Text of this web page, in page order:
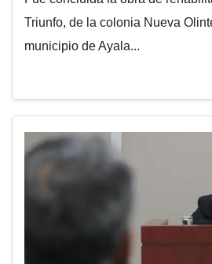
Triunfo, de la colonia Nueva
municipio de Ayala...